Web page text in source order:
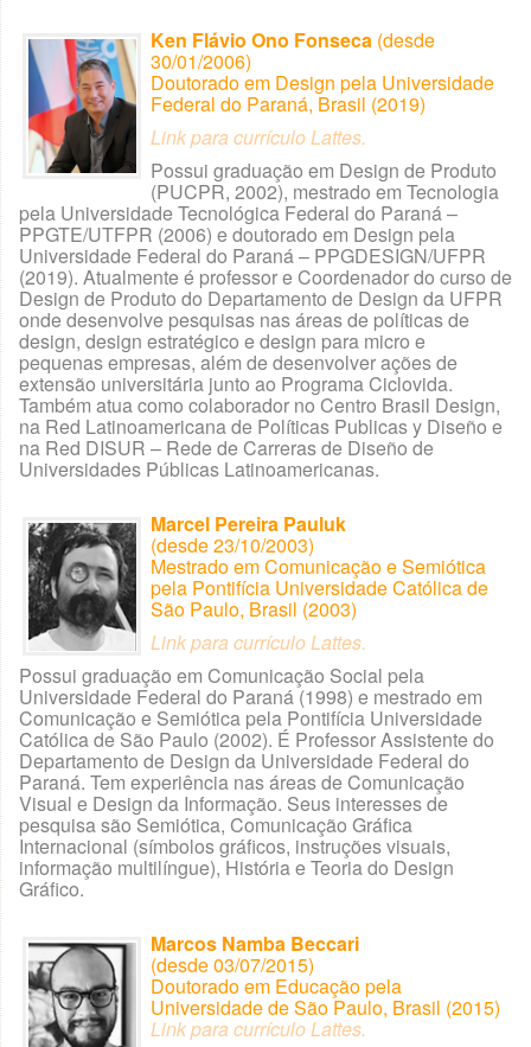
Ken Flávio Ono Fonseca (desde
30/01/2006)
Doutorado em Design pela Universidade
Federal do Paraná, Brasil (2019)
Link para currículo Lattes.
Possui graduação em Design de Produto
(PUCPR, 2002), mestrado em Tecnologia
pela Universidade Tecnológica Federal do Paraná –
PPGTE/UTFPR (2006) e doutorado em Design pela
Universidade Federal do Paraná – PPGDESIGN/UFPR
(2019). Atualmente é professor e Coordenador do curso de
Design de Produto do Departamento de Design da UFPR
onde desenvolve pesquisas nas áreas de políticas de
design, design estratégico e design para micro e
pequenas empresas, além de desenvolver ações de
extensão universitária junto ao Programa Ciclovida.
Também atua como colaborador no Centro Brasil Design,
na Red Latinoamericana de Políticas Publicas y Diseño e
na Red DISUR – Rede de Carreras de Diseño de
Universidades Públicas Latinoamericanas.
Marcel Pereira Pauluk
(desde 23/10/2003)
Mestrado em Comunicação e Semiótica
pela Pontifícia Universidade Católica de
São Paulo, Brasil (2003)
Link para currículo Lattes.
Possui graduação em Comunicação Social pela
Universidade Federal do Paraná (1998) e mestrado em
Comunicação e Semiótica pela Pontifícia Universidade
Católica de São Paulo (2002). É Professor Assistente do
Departamento de Design da Universidade Federal do
Paraná. Tem experiência nas áreas de Comunicação
Visual e Design da Informação. Seus interesses de
pesquisa são Semiótica, Comunicação Gráfica
Internacional (símbolos gráficos, instruções visuais,
informação multilíngue), História e Teoria do Design
Gráfico.
Marcos Namba Beccari
(desde 03/07/2015)
Doutorado em Educação pela
Universidade de São Paulo, Brasil (2015)
Link para currículo Lattes.